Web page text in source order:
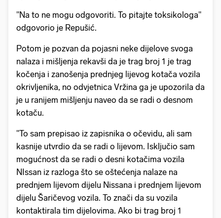
"Na to ne mogu odgovoriti. To pitajte toksikologa"
odgovorio je Repušić.
Potom je pozvan da pojasni neke dijelove svoga
nalaza i mišljenja rekavši da je trag broj 1 je trag
kočenja i zanošenja prednjeg lijevog kotača vozila
okrivljenika, no odvjetnica Vržina ga je upozorila da
je u ranijem mišljenju naveo da se radi o desnom
kotaču.
"To sam prepisao iz zapisnika o očevidu, ali sam
kasnije utvrdio da se radi o lijevom. Isključio sam
mogućnost da se radi o desni kotačima vozila
NIssan iz razloga što se oštećenja nalaze na
prednjem lijevom dijelu Nissana i prednjem lijevom
dijelu Šaričevog vozila. To znači da su vozila
kontaktirala tim dijelovima. Ako bi trag broj 1